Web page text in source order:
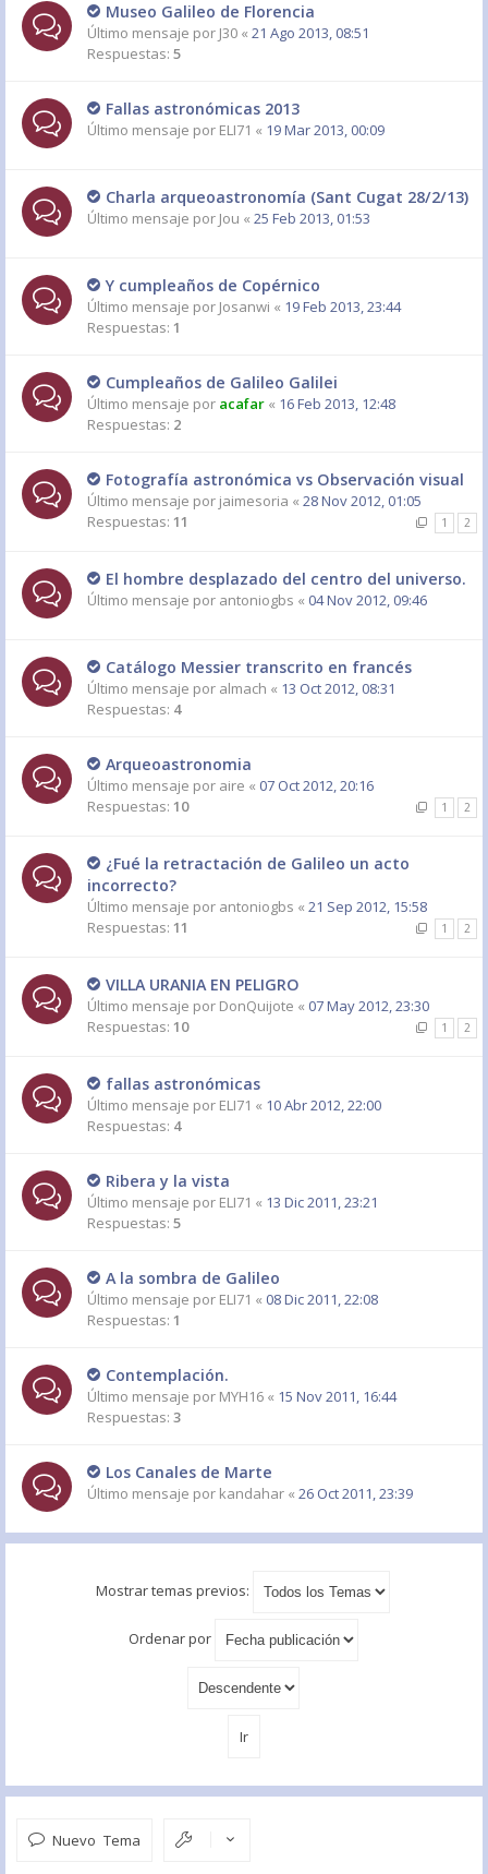
Museo Galileo de Florencia
Último mensaje por J30 « 21 Ago 2013, 08:51
Respuestas: 5
Fallas astronómicas 2013
Último mensaje por ELI71 « 19 Mar 2013, 00:09
Charla arqueoastronomía (Sant Cugat 28/2/13)
Último mensaje por Jou « 25 Feb 2013, 01:53
Y cumpleaños de Copérnico
Último mensaje por Josanwi « 19 Feb 2013, 23:44
Respuestas: 1
Cumpleaños de Galileo Galilei
Último mensaje por acafar « 16 Feb 2013, 12:48
Respuestas: 2
Fotografía astronómica vs Observación visual
Último mensaje por jaimesoria « 28 Nov 2012, 01:05
Respuestas: 11 1 2
El hombre desplazado del centro del universo.
Último mensaje por antoniogbs « 04 Nov 2012, 09:46
Catálogo Messier transcrito en francés
Último mensaje por almach « 13 Oct 2012, 08:31
Respuestas: 4
Arqueoastronomia
Último mensaje por aire « 07 Oct 2012, 20:16
Respuestas: 10 1 2
¿Fué la retractación de Galileo un acto
incorrecto?
Último mensaje por antoniogbs « 21 Sep 2012, 15:58
Respuestas: 11 1 2
VILLA URANIA EN PELIGRO
Último mensaje por DonQuijote « 07 May 2012, 23:30
Respuestas: 10 1 2
fallas astronómicas
Último mensaje por ELI71 « 10 Abr 2012, 22:00
Respuestas: 4
Ribera y la vista
Último mensaje por ELI71 « 13 Dic 2011, 23:21
Respuestas: 5
A la sombra de Galileo
Último mensaje por ELI71 « 08 Dic 2011, 22:08
Respuestas: 1
Contemplación.
Último mensaje por MYH16 « 15 Nov 2011, 16:44
Respuestas: 3
Los Canales de Marte
Último mensaje por kandahar « 26 Oct 2011, 23:39
Mostrar temas previos:
Ordenar por
Nuevo Tema